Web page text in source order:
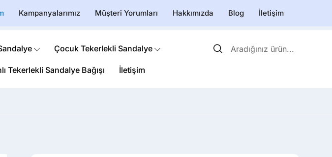
Kampanyalarımız Müşteri Yorumları Hakkımızda Blog İletişim
Çocuk Tekerlekli Sandalye
Tekerlekli Sandalye Bağışı İletişim